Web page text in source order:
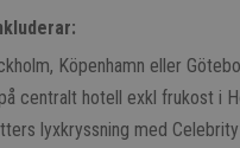
Köpenhamn eller
centralt hotell exkl frukost i
lyxkryssning med